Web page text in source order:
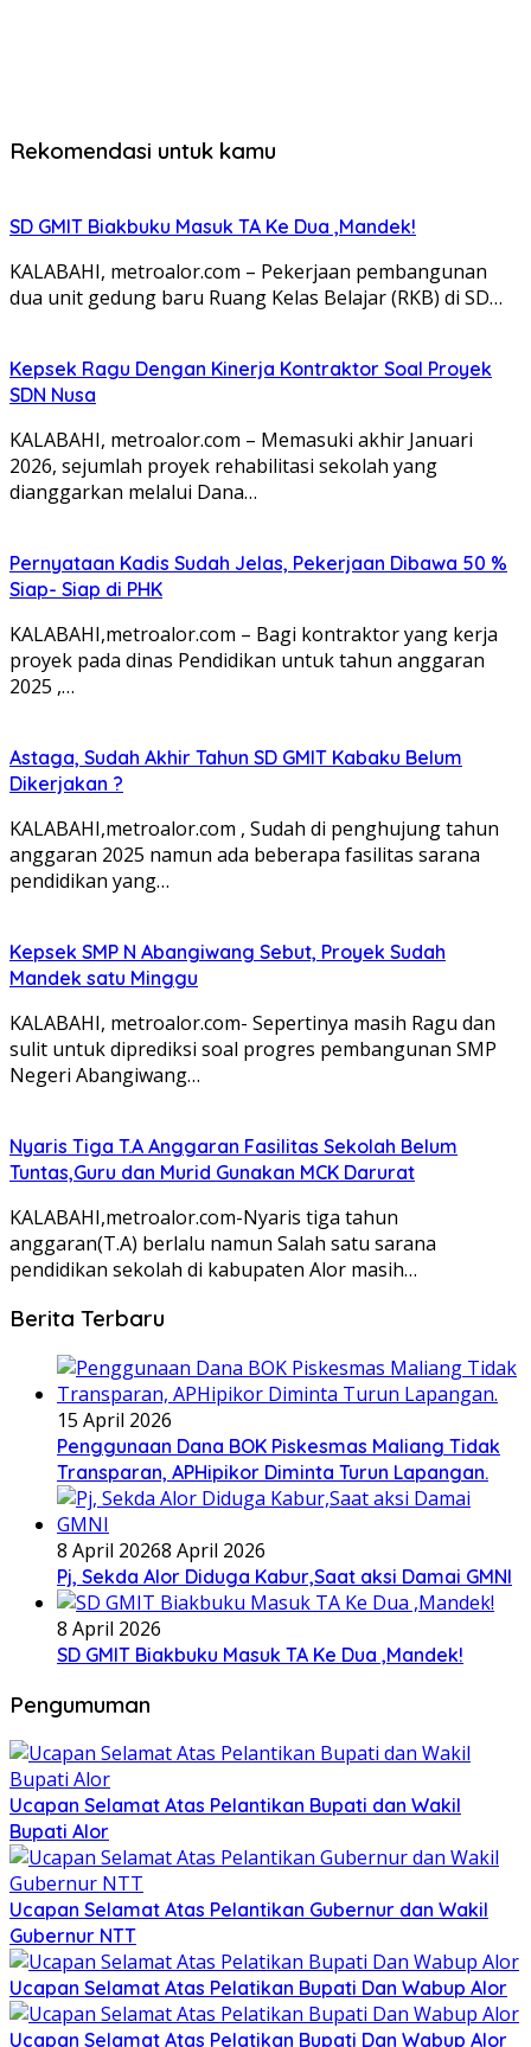
Rekomendasi untuk kamu
SD GMIT Biakbuku Masuk TA Ke Dua ,Mandek!
KALABAHI, metroalor.com – Pekerjaan pembangunan
dua unit gedung baru Ruang Kelas Belajar (RKB) di SD…
Kepsek Ragu Dengan Kinerja Kontraktor Soal Proyek
SDN Nusa
KALABAHI, metroalor.com – Memasuki akhir Januari
2026, sejumlah proyek rehabilitasi sekolah yang
dianggarkan melalui Dana…
Pernyataan Kadis Sudah Jelas, Pekerjaan Dibawa 50 %
Siap- Siap di PHK
KALABAHI,metroalor.com – Bagi kontraktor yang kerja
proyek pada dinas Pendidikan untuk tahun anggaran
2025 ,…
Astaga, Sudah Akhir Tahun SD GMIT Kabaku Belum
Dikerjakan ?
KALABAHI,metroalor.com , Sudah di penghujung tahun
anggaran 2025 namun ada beberapa fasilitas sarana
pendidikan yang…
Kepsek SMP N Abangiwang Sebut, Proyek Sudah
Mandek satu Minggu
KALABAHI, metroalor.com- Sepertinya masih Ragu dan
sulit untuk diprediksi soal progres pembangunan SMP
Negeri Abangiwang…
Nyaris Tiga T.A Anggaran Fasilitas Sekolah Belum
Tuntas,Guru dan Murid Gunakan MCK Darurat
KALABAHI,metroalor.com-Nyaris tiga tahun
anggaran(T.A) berlalu namun Salah satu sarana
pendidikan sekolah di kabupaten Alor masih…
Berita Terbaru
15 April 2026
Penggunaan Dana BOK Piskesmas Maliang Tidak
Transparan, APHipikor Diminta Turun Lapangan.
8 April 20268 April 2026
Pj, Sekda Alor Diduga Kabur,Saat aksi Damai GMNI
8 April 2026
SD GMIT Biakbuku Masuk TA Ke Dua ,Mandek!
Pengumuman
Ucapan Selamat Atas Pelantikan Bupati dan Wakil
Bupati Alor
Ucapan Selamat Atas Pelantikan Gubernur dan Wakil
Gubernur NTT
Ucapan Selamat Atas Pelatikan Bupati Dan Wabup Alor
Ucapan Selamat Atas Pelatikan Bupati Dan Wabup Alor